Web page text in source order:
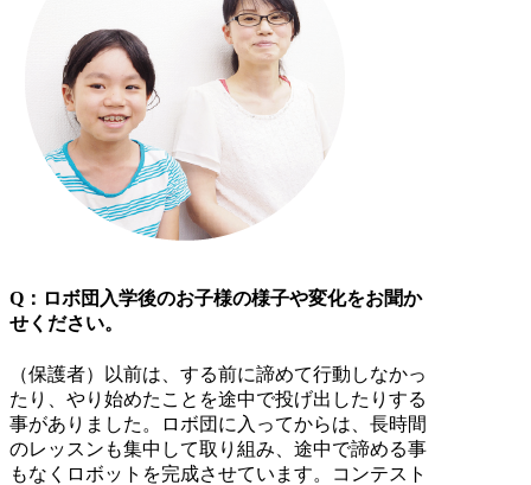
Q：ロボ団入学後のお子様の様子や変化をお聞か
せください。
（保護者）以前は、する前に諦めて行動しなかっ
たり、やり始めたことを途中で投げ出したりする
事がありました。ロボ団に入ってからは、長時間
のレッスンも集中して取り組み、途中で諦める事
もなくロボットを完成させています。コンテスト